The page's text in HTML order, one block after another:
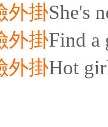
外掛She's
外掛Find a
外掛Hot